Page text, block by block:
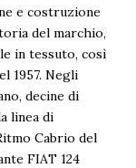
e costruzione
del marchio,
in tessuto, così
1957. Negli
decine di
linea di
Cabrio del
FIAT 124